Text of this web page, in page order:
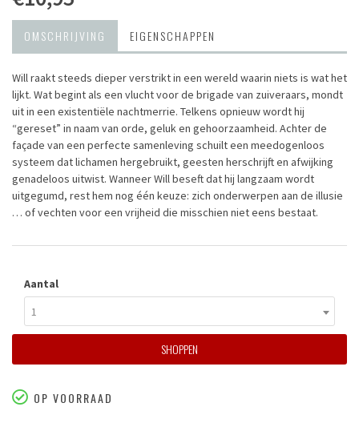
OMSCHRIJVING EIGENSCHAPPEN
Will raakt steeds dieper verstrikt in een wereld waarin niets is wat het
lijkt. Wat begint als een vlucht voor de brigade van zuiveraars, mondt
uit in een existentiële nachtmerrie. Telkens opnieuw wordt hij
“gereset” in naam van orde, geluk en gehoorzaamheid. Achter de
façade van een perfecte samenleving schuilt een meedogenloos
systeem dat lichamen hergebruikt, geesten herschrijft en afwijking
genadeloos uitwist. Wanneer Will beseft dat hij langzaam wordt
uitgegumd, rest hem nog één keuze: zich onderwerpen aan de illusie
… of vechten voor een vrijheid die misschien niet eens bestaat.
Aantal
1
SHOPPEN
OP VOORRAAD